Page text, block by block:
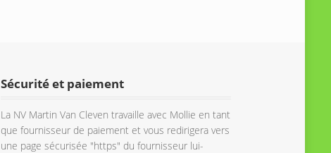
Sécurité et paiement
La NV Martin Van Cleven travaille avec Mollie en tant
que fournisseur de paiement et vous redirigera vers
une page sécurisée "https" du fournisseur lui-